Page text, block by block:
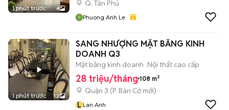
1 phút trước 4
Q. Tân Phú
Phuong Anh Le
1 phút trước 12
SANG NHƯỢNG MẶT BẰNG KINH
DOANH Q3
Mặt bằng kinh doanh Nội thất cao cấp
28 triệu/tháng 108 m²
Quận 3 (P. Bàn Cờmới)
L Lan Anh